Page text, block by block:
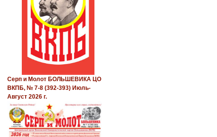
Серп и Молот БОЛЬШЕВИКА ЦО
ВКПБ, № 7-8 (392-393) Июль-
Август 2026 г.